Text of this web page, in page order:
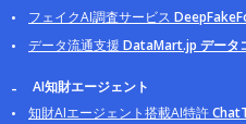
フェイクAI調査サービス
データ流通支援DataMart.jp データ
AI知財エージェント
知財AIエージェント搭載AI特許